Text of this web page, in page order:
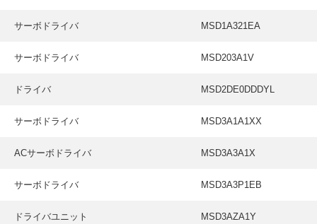
サーボドライバ MSD1A321EA
サーボドライバ MSD203A1V
ドライバ MSD2DE0DDDYL
サーボドライバ MSD3A1A1XX
ACサーボドライバ MSD3A3A1X
サーボドライバ MSD3A3P1EB
ドライバユニット MSD3AZA1Y